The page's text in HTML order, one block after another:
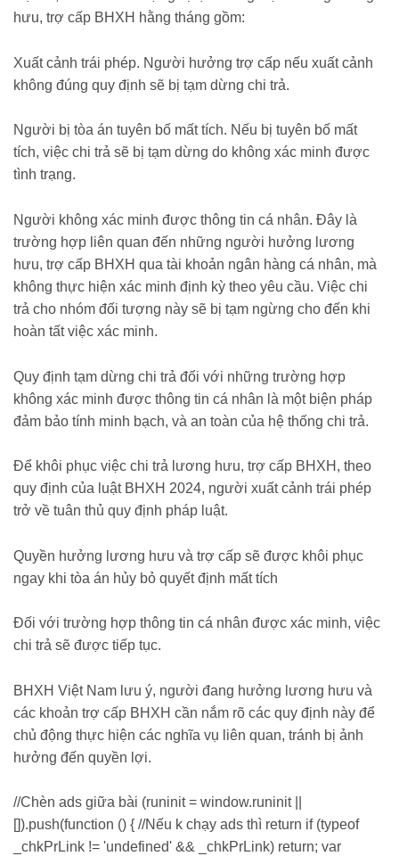
hưu, trợ cấp BHXH hằng tháng gồm:
Xuất cảnh trái phép. Người hưởng trợ cấp nếu xuất cảnh
không đúng quy định sẽ bị tạm dừng chi trả.
Người bị tòa án tuyên bố mất tích. Nếu bị tuyên bố mất
tích, việc chi trả sẽ bị tạm dừng do không xác minh được
tình trạng.
Người không xác minh được thông tin cá nhân. Đây là
trường hợp liên quan đến những người hưởng lương
hưu, trợ cấp BHXH qua tài khoản ngân hàng cá nhân, mà
không thực hiện xác minh định kỳ theo yêu cầu. Việc chi
trả cho nhóm đối tượng này sẽ bị tạm ngừng cho đến khi
hoàn tất việc xác minh.
Quy định tạm dừng chi trả đối với những trường hợp
không xác minh được thông tin cá nhân là một biện pháp
đảm bảo tính minh bạch, và an toàn của hệ thống chi trả.
Để khôi phục việc chi trả lương hưu, trợ cấp BHXH, theo
quy định của luật BHXH 2024, người xuất cảnh trái phép
trở về tuân thủ quy định pháp luật.
Quyền hưởng lương hưu và trợ cấp sẽ được khôi phục
ngay khi tòa án hủy bỏ quyết định mất tích
Đối với trường hợp thông tin cá nhân được xác minh, việc
chi trả sẽ được tiếp tục.
BHXH Việt Nam lưu ý, người đang hưởng lương hưu và
các khoản trợ cấp BHXH cần nắm rõ các quy định này để
chủ động thực hiện các nghĩa vụ liên quan, tránh bị ảnh
hưởng đến quyền lợi.
//Chèn ads giữa bài (runinit = window.runinit ||
[]).push(function () { //Nếu k chạy ads thì return if (typeof
_chkPrLink != 'undefined' && _chkPrLink) return; var